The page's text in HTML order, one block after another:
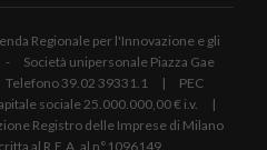
Regionale per l'Innovazione e gli
Società unipersonale Piazza Gae
39.02 39331.1 | PEC
sociale 25.000.000,00 € i.v. |
Registro delle Imprese di Milano
al R.E.A. al n°1096149.